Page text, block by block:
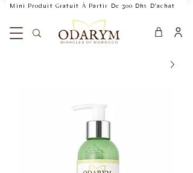
Mini Produit Gratuit À Partir De 300 Dhs D'achat